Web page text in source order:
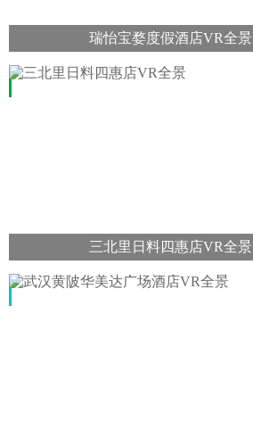
瑞怡宝婺度假酒店VR全景
三北里日料四惠店VR全景